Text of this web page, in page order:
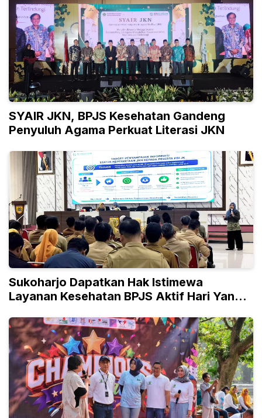
SYAIR JKN, BPJS Kesehatan Gandeng
Penyuluh Agama Perkuat Literasi JKN
Sukoharjo Dapatkan Hak Istimewa
Layanan Kesehatan BPJS Aktif Hari Yang